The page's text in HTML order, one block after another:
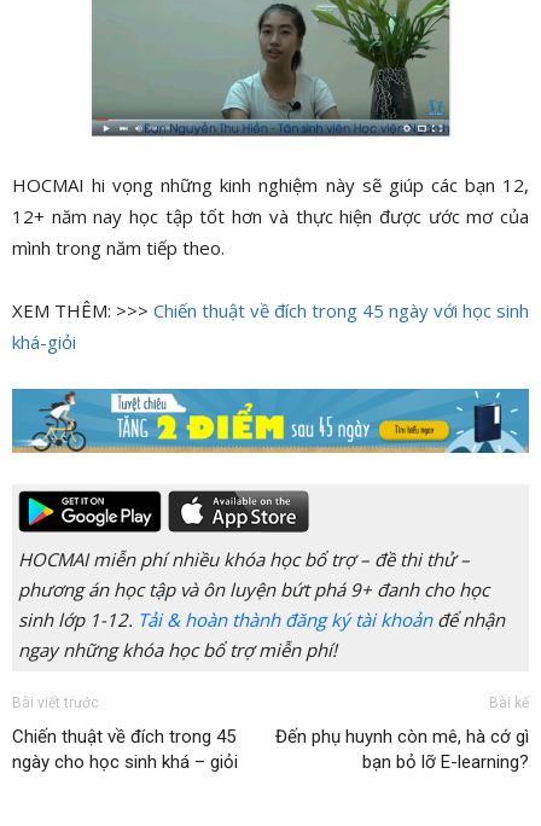
HOCMAI hi vọng những kinh nghiệm này sẽ giúp các bạn 12,
12+ năm nay học tập tốt hơn và thực hiện được ước mơ của
mình trong năm tiếp theo.
XEM THÊM: >>> Chiến thuật về đích trong 45 ngày với học sinh
khá-giỏi
HOCMAI miễn phí nhiều khóa học bổ trợ – đề thi thử –
phương án học tập và ôn luyện bứt phá 9+ đanh cho học
sinh lớp 1-12. Tải & hoàn thành đăng ký tài khoảnđể nhận
ngay những khóa học bổ trợ miễn phí!
Bài viết trước
Chiến thuật về đích trong 45
ngày cho học sinh khá – giỏi
Bài kế
Đến phụ huynh còn mê, hà cớ gì
bạn bỏ lỡ E-learning?